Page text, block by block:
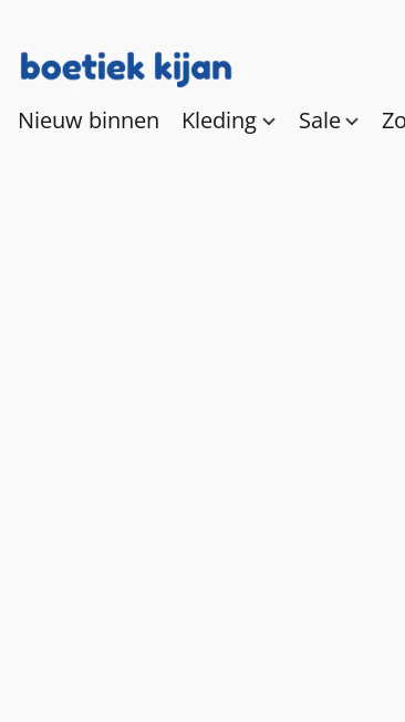
Nieuw binnen Kleding Sale